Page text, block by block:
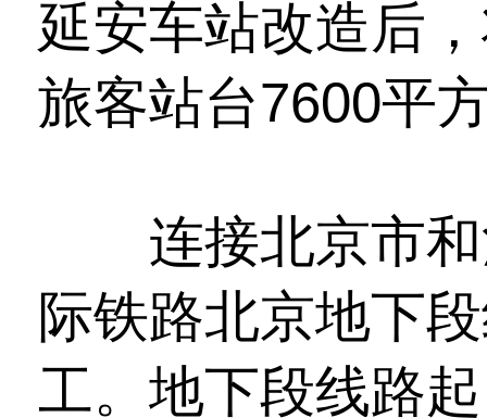
延安车站改造后
旅客站台7600平
连接北京市和
际铁路北京地下
工。地下段线路